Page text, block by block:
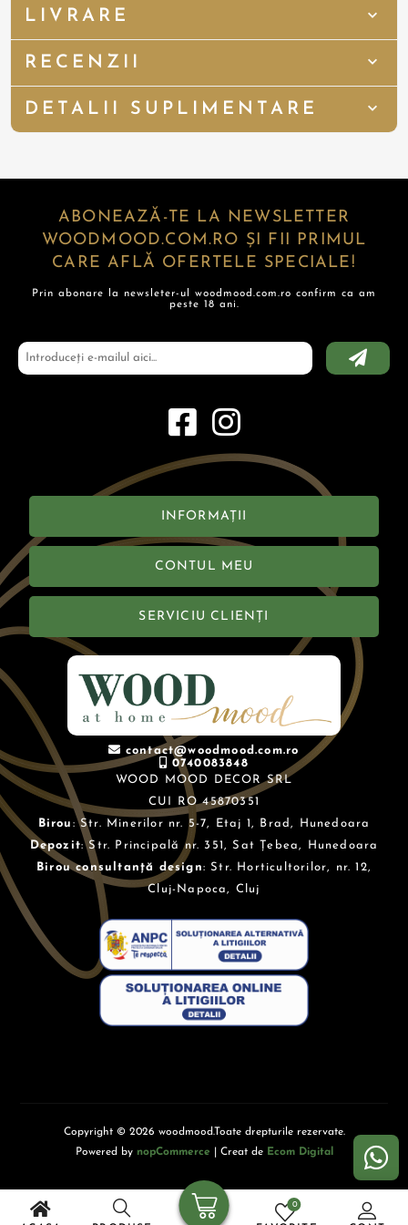
0
LIVRARE
RECENZII
DETALII SUPLIMENTARE
ABONEAZĂ-TE LA NEWSLETTER
WOODMOOD.COM.RO ȘI FII PRIMUL
CARE AFLĂ OFERTELE SPECIALE!
Prin abonare la newsleter-ul woodmood.com.ro confirm ca am
peste 18 ani.
INFORMAȚII
CONTUL MEU
SERVICIU CLIENȚI
contact@woodmood.com.ro
0740083848
WOOD MOOD DECOR SRL
CUI RO 45870351
Birou : Str. Minerilor nr. 5-7, Etaj 1, Brad, Hunedoara
Depozit: Str. Principală nr. 351, Sat Țebea, Hunedoara
Birou consultanță design: Str. Horticultorilor, nr. 12,
Cluj-Napoca, Cluj
Copyright © 2026 woodmood.Toate drepturile rezervate.
Powered by nopCommerce | Creat de Ecom Digital